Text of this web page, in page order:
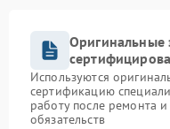
Оригинальные
Используются
сертификацию
работу после ремонта
обязательств